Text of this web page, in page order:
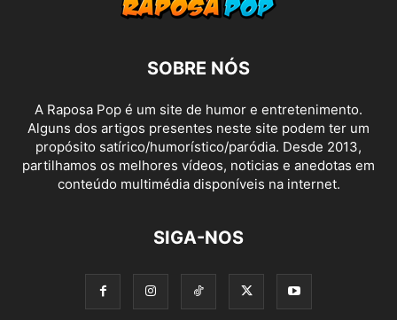
SOBRE NÓS
A Raposa Pop é um site de humor e entretenimento.
Alguns dos artigos presentes neste site podem ter um
propósito satírico/humorístico/paródia. Desde 2013,
partilhamos os melhores vídeos, noticias e anedotas em
conteúdo multimédia disponíveis na internet.
SIGA-NOS